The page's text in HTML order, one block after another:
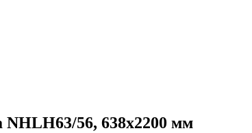
NHLH63/56, 638х2200 мм